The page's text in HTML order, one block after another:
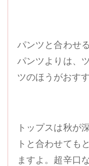
パンツと合わせ
パンツよりは、
ツのほうがおす
トップスは秋が
トと合わせても
ますよ。超辛口